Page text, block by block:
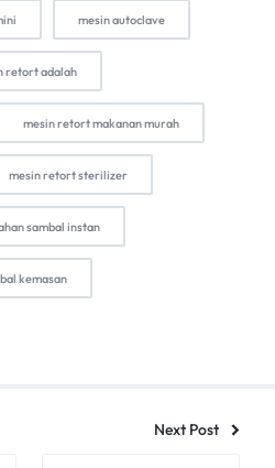
mesin autoclave
retort adalah
mesin retort makanan murah
mesin retort sterilizer
sambal instan
kemasan
Next Post